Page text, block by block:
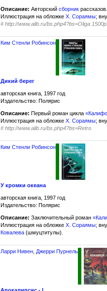
Описание: Авторский сборник рассказов.
Иллюстрация на обложке Х. Сораямы;
# http://www.alib.ru/bs.php4?bs=Oliga
Ким Стенли Робинсон
Дикий берег
авторская книга, 1997 год
Издательство: Полярис
Описание: Первый роман цикла
Иллюстрация на обложке Х. Сораямы;
# http://www.alib.ru/bs.php4?bs=Retro
Ким Стенли Робинсон
У кромки океана
авторская книга, 1997 год
Издательство: Полярис
Описание: Заключительный роман
Иллюстрация на обложке Х. Сораямы;
Ковалева (шмуцтитулы).
Ларри Нивен Джерри Пурнель
Апокалипсис - I